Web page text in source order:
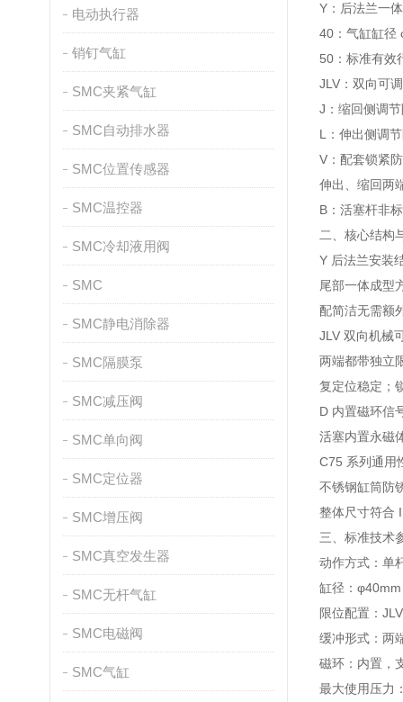
电动执行器
销钉气缸
SMC夹紧气缸
SMC自动排水器
SMC位置传感器
SMC温控器
SMC冷却液用阀
SMC
SMC静电消除器
SMC隔膜泵
SMC减压阀
SMC单向阀
SMC定位器
SMC增压阀
SMC真空发生器
SMC无杆气缸
SMC电磁阀
SMC气缸
Y：后法兰一
40：气缸缸径
50：标准有效
JLV：双向可
J：缩回侧调
L：伸出侧调
V：配套锁紧
伸出、缩回两
B：活塞杆非
二、核心结构
Y 后法兰安装
尾部一体成型
配简洁无需额
JLV 双向机械
两端都带独立
复定位稳定；
D 内置磁环信
活塞内置永磁
C75 系列通用
不锈钢缸筒防
整体尺寸符合
三、标准技术
动作方式：单
缸径：
限位配置：
缓冲形式：两
磁环：内置，
最大使用压力